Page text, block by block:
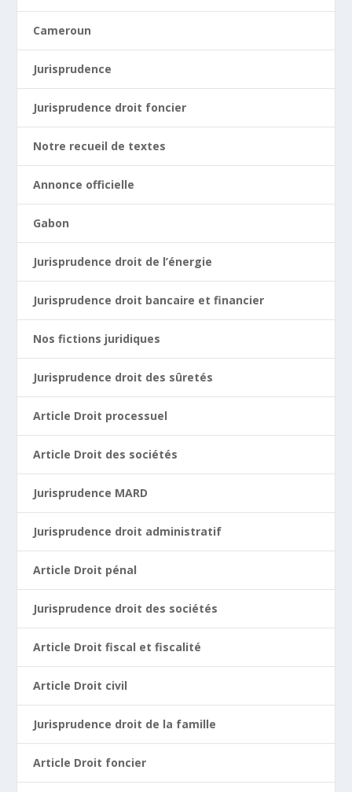
Cameroun
Jurisprudence
Jurisprudence droit foncier
Notre recueil de textes
Annonce officielle
Gabon
Jurisprudence droit de l’énergie
Jurisprudence droit bancaire et financier
Nos fictions juridiques
Jurisprudence droit des sûretés
Article Droit processuel
Article Droit des sociétés
Jurisprudence MARD
Jurisprudence droit administratif
Article Droit pénal
Jurisprudence droit des sociétés
Article Droit fiscal et fiscalité
Article Droit civil
Jurisprudence droit de la famille
Article Droit foncier